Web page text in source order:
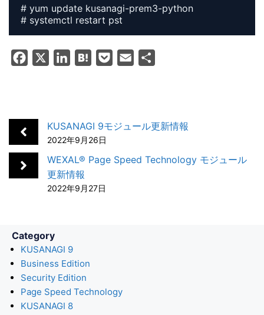
# yum update kusanagi-prem3-python
# systemctl restart pst
o
e
d
I
n
n
a
e
l
KUSANAGI 9モジュール更新情報
2022年9月26日
WEXAL® Page Speed Technology モジュール
更新情報
2022年9月27日
Category
KUSANAGI 9
Business Edition
Security Edition
Page Speed Technology
KUSANAGI 8